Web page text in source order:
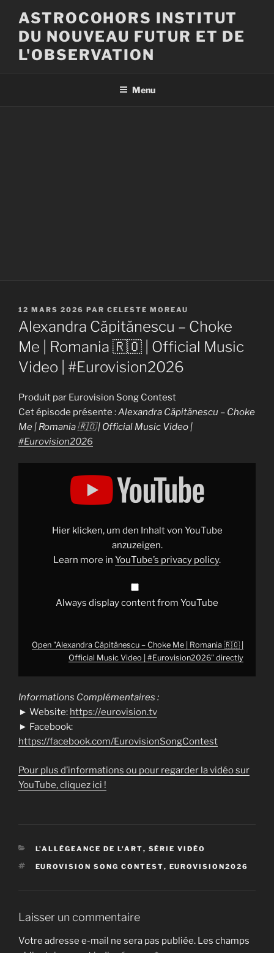
contenu
principal
ASTROCOHORS INSTITUT
DU NOUVEAU FUTUR ET DE
L'OBSERVATION
Menu
PUBLIÉ
LE
12 MARS 2026 PAR CELESTE MOREAU
Alexandra Căpitănescu – Choke
Me | Romania 🇷🇴 | Official Music
Video | #Eurovision2026
Produit par Eurovision Song Contest
Cet épisode présente :Alexandra Căpitănescu – Choke
Me | Romania 🇷🇴 | Official Music Video |
#Eurovision2026
Display
RomaniaHier klicken, um den Inhalt von YouTube
anzuzeigen.
Learn more in YouTube’s privacy policy.
Always display content from YouTube
Open "Alexandra Căpitănescu – Choke Me | Romania 🇷🇴 |
Official Music Video | #Eurovision2026" directly
Informations Complémentaires :
► Website: https://eurovision.tv
► Facebook:
https://facebook.com/EurovisionSongContest
Pour plus d’informations ou pour regarder la vidéo sur
YouTube, cliquez ici !
CATÉGORIES
L'ALLÉGEANCE DE L'ART, SÉRIE VIDÉO
ÉTIQUETTES
EUROVISION SONG CONTEST, EUROVISION2026
Laisser un commentaire
Votre adresse e-mail ne sera pas publiée. Les champs